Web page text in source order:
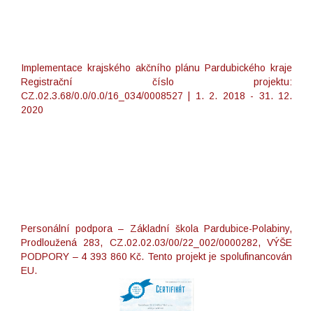
Implementace krajského akčního plánu Pardubického kraje
Registrační číslo projektu:
CZ.02.3.68/0.0/0.0/16_034/0008527 | 1. 2. 2018 - 31. 12.
2020
Personální podpora – Základní škola Pardubice-Polabiny,
Prodloužená 283, CZ.02.02.03/00/22_002/0000282, VÝŠE
PODPORY – 4 393 860 Kč. Tento projekt je spolufinancován
EU.